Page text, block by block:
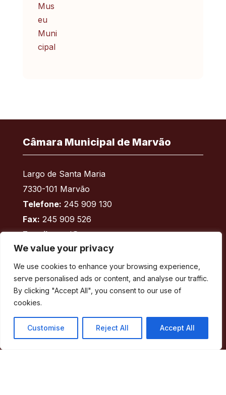
We value your privacy
We use cookies to enhance your browsing experience,
serve personalised ads or content, and analyse our traffic.
By clicking "Accept All", you consent to our use of
cookies.
Customise Reject All Accept All
Câmara Municipal de Marvão
Largo de Santa Maria
7330-101 Marvão
Telefone: 245 909 130
Fax: 245 909 526
E-mail: geral@cm-marvao.pt
Facebook
RSS YouTubeInstagram
Áreas
Concelho
Município